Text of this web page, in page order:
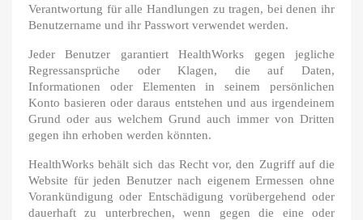
Verantwortung für alle Handlungen zu tragen, bei denen ihr
Benutzername und ihr Passwort verwendet werden.
Jeder Benutzer garantiert HealthWorks gegen jegliche
Regressansprüche oder Klagen, die auf Daten,
Informationen oder Elementen in seinem persönlichen
Konto basieren oder daraus entstehen und aus irgendeinem
Grund oder aus welchem Grund auch immer von Dritten
gegen ihn erhoben werden könnten.
HealthWorks behält sich das Recht vor, den Zugriff auf die
Website für jeden Benutzer nach eigenem Ermessen ohne
Vorankündigung oder Entschädigung vorübergehend oder
dauerhaft zu unterbrechen, wenn gegen die eine oder